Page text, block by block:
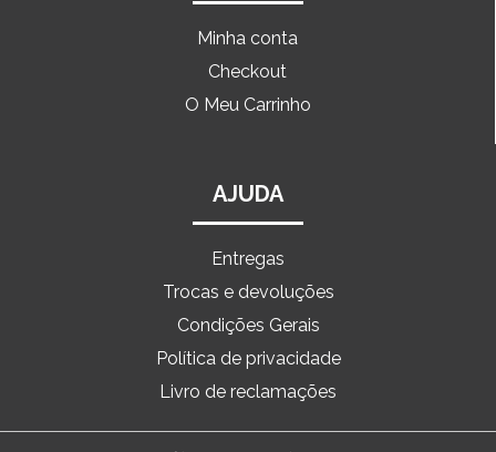
Minha conta
Checkout
O Meu Carrinho
AJUDA
Entregas
Trocas e devoluções
Condições Gerais
Política de privacidade
Livro de reclamações